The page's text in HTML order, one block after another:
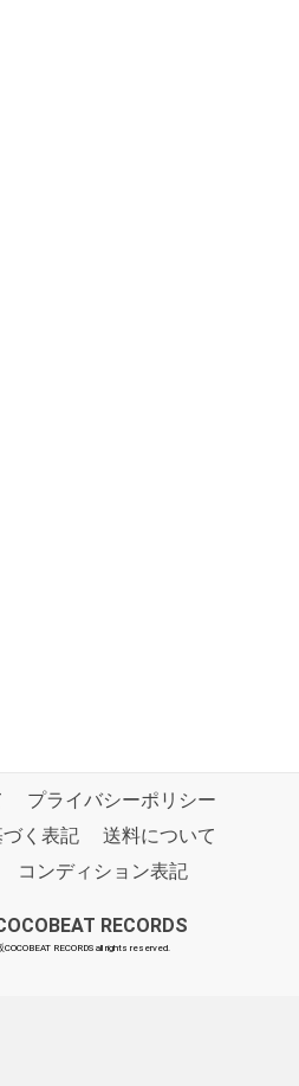
プライバシーポリシー
く表記
送料について
コンディション表記
RECORDS
RECORDS all rights reserved.